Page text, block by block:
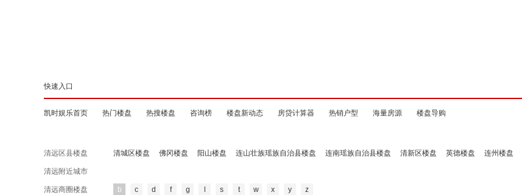
快速入口
凯时娱乐首页 热门楼盘 热搜楼盘 咨询榜 楼盘新动态 房贷计算器 热销户型 海量房源 楼盘导购
清远区县楼盘 清城区楼盘 佛冈楼盘 阳山楼盘 连山壮族瑶族自治县楼盘 连南瑶族自治县楼盘 清新区楼盘 英德楼盘 连州楼盘
清远附近城市
清远商圈楼盘 b c d f g s t w x y z